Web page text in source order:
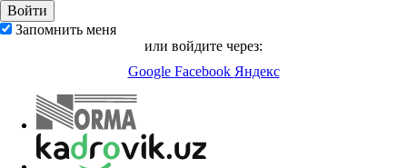
Запомнить меня
или войдите через:
Google Facebook Яндекс